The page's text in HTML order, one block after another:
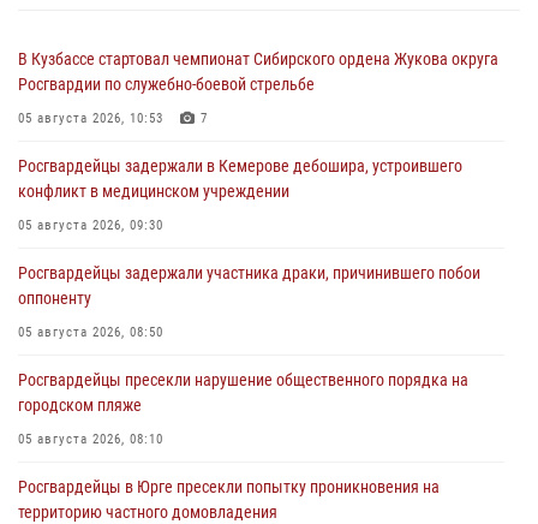
В Кузбассе стартовал чемпионат Сибирского ордена Жукова округа
Росгвардии по служебно-боевой стрельбе
05 августа 2026, 10:53 7
Росгвардейцы задержали в Кемерове дебошира, устроившего
конфликт в медицинском учреждении
05 августа 2026, 09:30
Росгвардейцы задержали участника драки, причинившего побои
оппоненту
05 августа 2026, 08:50
Росгвардейцы пресекли нарушение общественного порядка на
городском пляже
05 августа 2026, 08:10
Росгвардейцы в Юрге пресекли попытку проникновения на
территорию частного домовладения